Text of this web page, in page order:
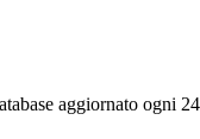
aggiornato